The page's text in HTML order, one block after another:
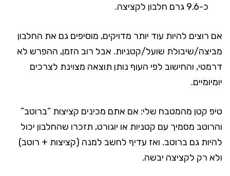
כ-9.6 גרם חלבון לקציצה.
אם רוצים להיות עוד יותר מדויקים, מוסיפים גם את החלבון
מביצה/שיבולת שועל/קטניות. אבל רוב הזמן, ההפרש לא
דרמטי, והחישוב לפי העוף נותן תוצאה מצוינת לצרכים
יומיומיים.
טיפ קטן מהמטבח שלי: אם אתם מכינים קציצות “ברוטב”
והרוטב מסמיך עם קטניות או יוגורט, תזכרו שהחלבון יכול
להיות גם ברוטב. ואז עדיף לחשב למנה (קציצות + רוטב)
ולא רק לקציצה יבשה.